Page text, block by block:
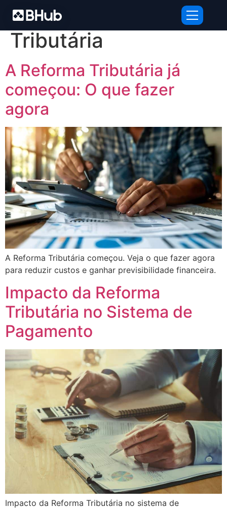
Tag:Reforma
Tributária
A Reforma Tributária já
começou: O que fazer
agora
A Reforma Tributária começou. Veja o que fazer agora
para reduzir custos e ganhar previsibilidade financeira.
Impacto da Reforma
Tributária no Sistema de
Pagamento
Impacto da Reforma Tributária no sistema de